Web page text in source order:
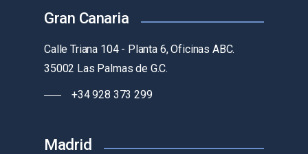
Gran Canaria
Calle Triana 104 - Planta 6, Oficinas ABC.
35002 Las Palmas de G.C.
+34 928 373 299
Madrid